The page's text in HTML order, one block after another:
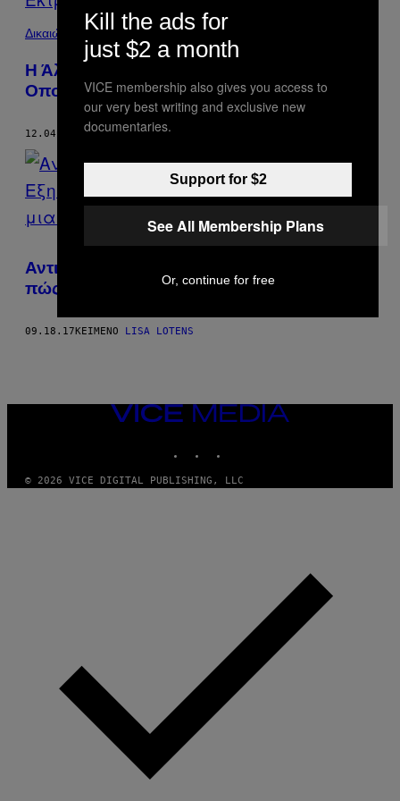
Δικαιώματα
Η Άλλη Πλευρά της Ιστορίας: Άνδρες των
Οποίων οι Σύντροφοι Έκαναν Έκτρωση
12.04.20 ΚΕΊΜΕΝΟLISA LOTENS
Αντικειμενικά Όμορφοι Άνθρωποι Εξηγούν
πώς Είναι να σε Βλέπουν σαν μια Οπτασία
09.18.17ΚΕΊΜΕΝΟ LISA LOTENS
VICE
MEDIA
© 2026 VICE DIGITAL PUBLISHING, LLC
Kill the ads for
just $2 a month
VICE membership also gives you access to
our very best writing and exclusive new
documentaries.
Support for $2
See All Membership Plans
Or, continue for free